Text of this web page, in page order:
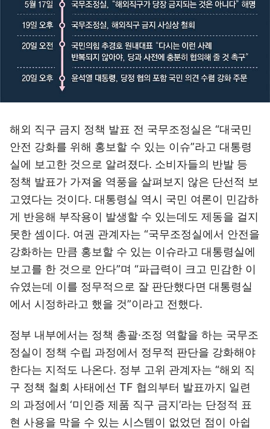
해외 직구 금지 정책 발표 전 국무조정실은 “대국민
안전 강화를 위해 홍보할 수 있는 이슈”라고 대통령
실에 보고한 것으로 알려졌다. 소비자들의 반발 등
정책 발표가 가져올 역풍을 살펴보지 않은 단선적 보
고였다는 것이다. 대통령실 역시 국민 여론이 민감하
게 반응해 부작용이 발생할 수 있는데도 제동을 걸지
못한 셈이다. 여권 관계자는 “국무조정실에서 안전을
강화하는 만큼 홍보할 수 있는 이슈라고 대통령실에
보고를 한 것으로 안다”며 “파급력이 크고 민감한 이
슈였는데 이를 정무적으로 잘 판단했다면 대통령실
에서 시정하라고 했을 것”이라고 전했다.
정부 내부에서는 정책 총괄·조정 역할을 하는 국무조
정실이 정책 수립 과정에서 정무적 판단을 강화해야
한다는 지적도 나온다. 정부 고위 관계자는 “해외 직
구 정책 철회 사태에선 TF 협의부터 발표까지 일련
의 과정에서 ‘미인증 제품 직구 금지’라는 단정적 표
현 사용을 막을 수 있는 시스템이 없었던 점이 아쉽